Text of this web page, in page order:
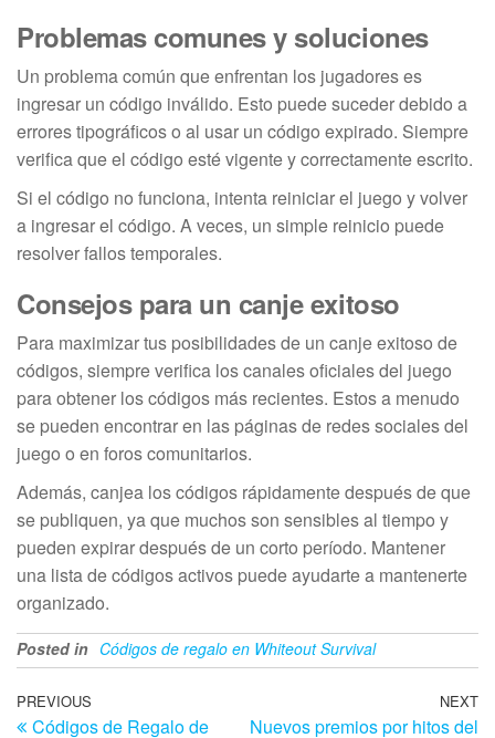
Problemas comunes y soluciones
Un problema común que enfrentan los jugadores es
ingresar un código inválido. Esto puede suceder debido a
errores tipográficos o al usar un código expirado. Siempre
verifica que el código esté vigente y correctamente escrito.
Si el código no funciona, intenta reiniciar el juego y volver
a ingresar el código. A veces, un simple reinicio puede
resolver fallos temporales.
Consejos para un canje exitoso
Para maximizar tus posibilidades de un canje exitoso de
códigos, siempre verifica los canales oficiales del juego
para obtener los códigos más recientes. Estos a menudo
se pueden encontrar en las páginas de redes sociales del
juego o en foros comunitarios.
Además, canjea los códigos rápidamente después de que
se publiquen, ya que muchos son sensibles al tiempo y
pueden expirar después de un corto período. Mantener
una lista de códigos activos puede ayudarte a mantenerte
organizado.
Posted in Códigos de regalo en Whiteout Survival
Post
Previous
Post
PREVIOUS
Códigos de Regalo de
NEXT
Nuevos premios por hitos del